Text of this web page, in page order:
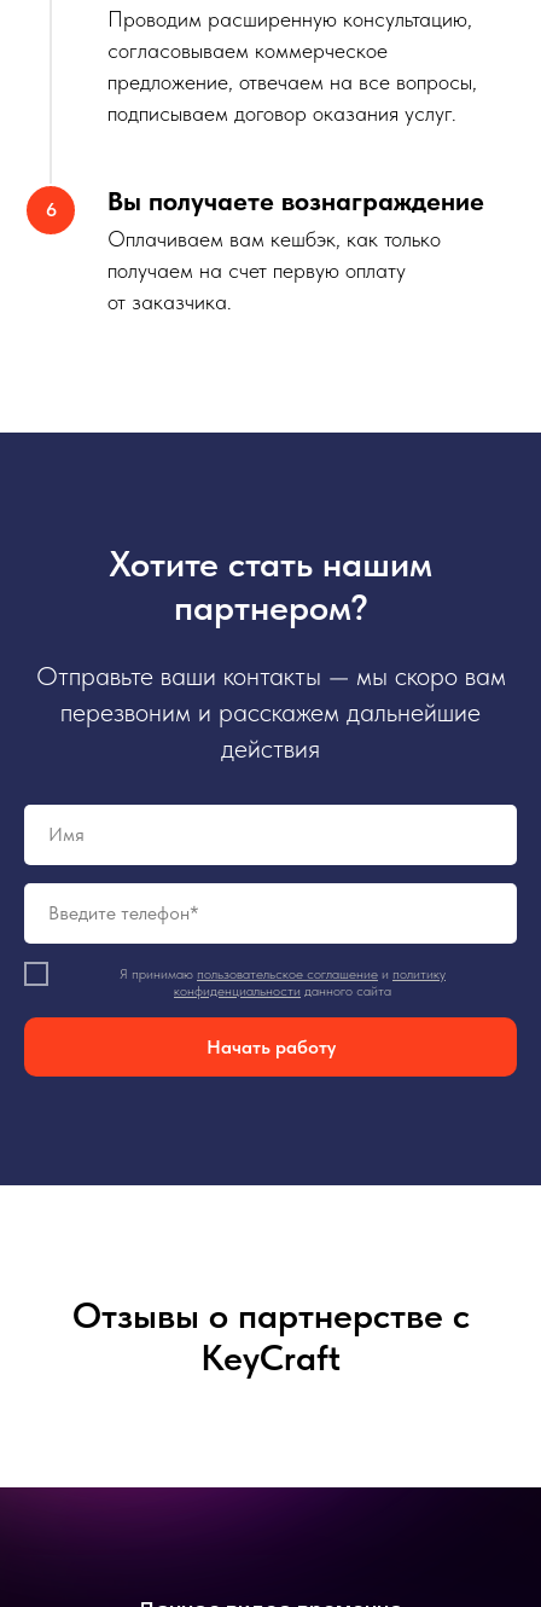
Проводим расширенную консультацию,
согласовываем коммерческое
предложение, отвечаем на все вопросы,
подписываем договор оказания услуг.
Вы получаете вознаграждение
Оплачиваем вам кешбэк, как только
получаем на счет первую оплату
от заказчика.
Хотите стать нашим
партнером?
Отправьте ваши контакты — мы скоро вам
перезвоним и расскажем дальнейшие
действия
Я принимаю пользовательское соглашение и политику
конфиденциальности данного сайта
Начать работу
Отзывы о партнерстве с
KeyCraft